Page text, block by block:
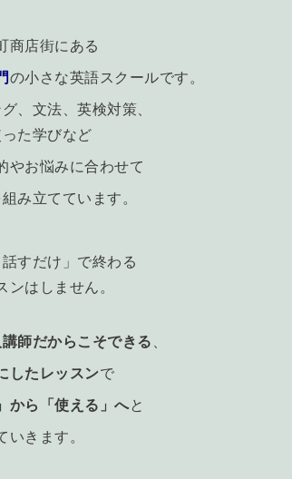
商店街にある
の小さな英語スクールです。
、文法、英検対策、
た学びなど
やお悩みに合わせて
み立てています。
話すだけ」で終わる
ンはしません。
師だからこそできる
したレッスンで
から「使える」へと
いきます。